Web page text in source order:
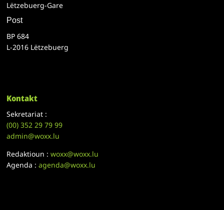
Lëtzebuerg-Gare
Post
BP 684
L-2016 Lëtzebuerg
Kontakt
Sekretariat :
(00)352 29 79 99
admin@woxx.lu
Redaktioun :woxx@woxx.lu
Agenda :agenda@woxx.lu